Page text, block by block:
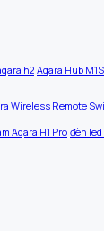
h2 Aqara Hub M1S
Wireless Remote
Aqara H1 Pro đèn